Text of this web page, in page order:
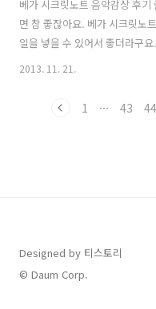
베가 시크릿노트 음악감상 후
면 참 좋잖아요. 베가 시크릿노
일을 넣을 수 있어서 좋더라구
충분 한거 같네요. 골든이어스
재생과 소리의 크기 차이와 관
2013. 11. 21.
1 ··· 43 44
Designed by 티스토리
© Daum Corp.